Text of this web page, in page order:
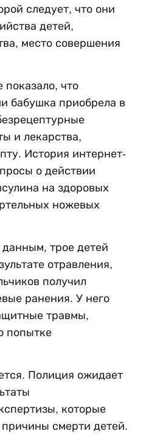
следует, что они
детей,
место совершения
показало, что
бабушка приобрела в
и лекарства,
История интернет-
о действии
на здоровых
ножевых
трое детей
отравления,
получил
ранения. У него
травмы,
попытке
Полиция ожидает
которые
смерти детей.